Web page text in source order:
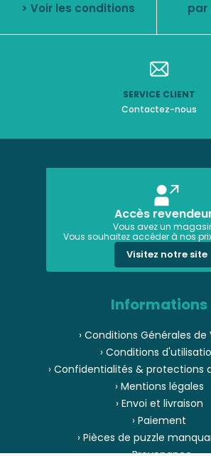
> Voir les conditions par
SERVICE CLIENT
Contactez-nous
Accès
Vous avez un
Vous souhaitez accéder à nos
Visitez notre site
Informations
› Conditions Générales de
› Conditions
› Confidentialités & protections
› Mentions légales
› Envoi et livraison
› Paiement
› Pièces de puzzle